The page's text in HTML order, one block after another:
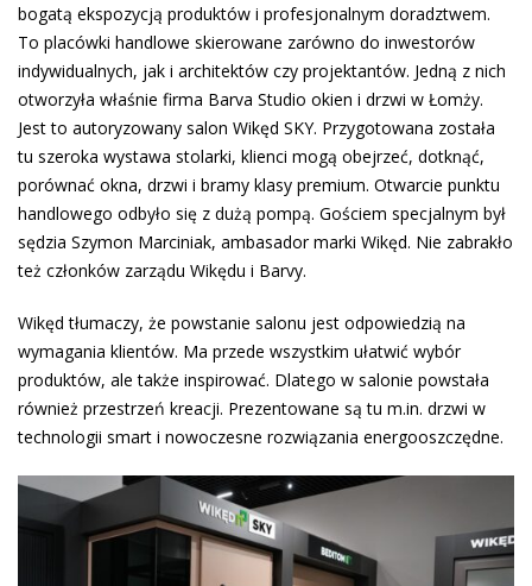
bogatą ekspozycją produktów i profesjonalnym doradztwem.
To placówki handlowe skierowane zarówno do inwestorów
indywidualnych, jak i architektów czy projektantów. Jedną z nich
otworzyła właśnie firma Barva Studio okien i drzwi w Łomży.
Jest to autoryzowany salon Wikęd SKY. Przygotowana została
tu szeroka wystawa stolarki, klienci mogą obejrzeć, dotknąć,
porównać okna, drzwi i bramy klasy premium. Otwarcie punktu
handlowego odbyło się z dużą pompą. Gościem specjalnym był
sędzia Szymon Marciniak, ambasador marki Wikęd. Nie zabrakło
też członków zarządu Wikędu i Barvy.
Wikęd tłumaczy, że powstanie salonu jest odpowiedzią na
wymagania klientów. Ma przede wszystkim ułatwić wybór
produktów, ale także inspirować. Dlatego w salonie powstała
również przestrzeń kreacji. Prezentowane są tu m.in. drzwi w
technologii smart i nowoczesne rozwiązania energooszczędne.